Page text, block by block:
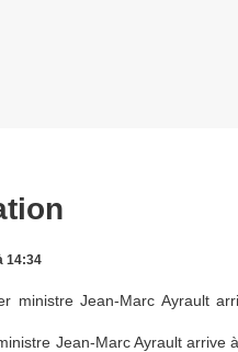
14:34
Jean-Marc Ayrault arrive